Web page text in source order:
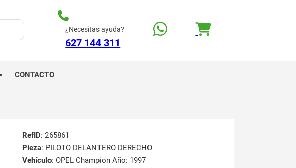
¿Necesitas ayuda?
627 144 311
CONTACTO
RefID: 265861
Pieza: PILOTO DELANTERO DERECHO
Vehículo: OPEL Champion Año: 1997